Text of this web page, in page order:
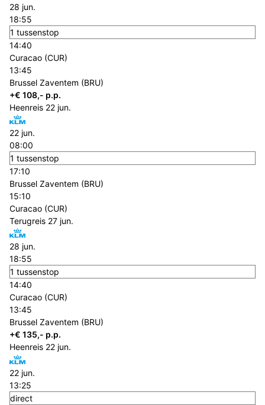
28 jun.
18:55
1 tussenstop
14:40
Curacao (CUR)
13:45
Brussel Zaventem (BRU)
+€ 108,- p.p.
Heenreis 22 jun.
22 jun.
08:00
1 tussenstop
17:10
Brussel Zaventem (BRU)
15:10
Curacao (CUR)
Terugreis 27 jun.
28 jun.
18:55
1 tussenstop
14:40
Curacao (CUR)
13:45
Brussel Zaventem (BRU)
+€ 135,- p.p.
Heenreis 22 jun.
22 jun.
13:25
direct